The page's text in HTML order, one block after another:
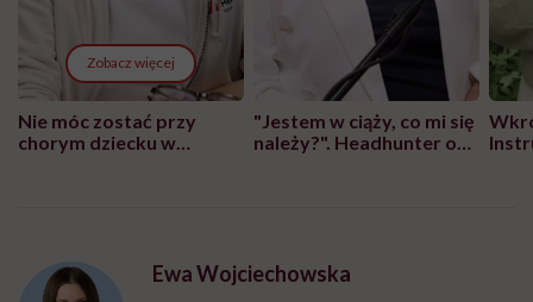
Zobacz więcej
Nie móc zostać przy
chorym dziecku w
"Jestem w ciąży, co mi się
należy?". Headhunter o
Ewa Wojciechowska